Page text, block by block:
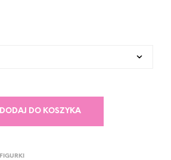
DODAJ DO KOSZYKA
FIGURKI